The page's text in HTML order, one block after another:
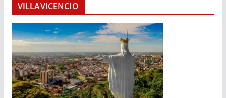
o
d
u
c
t
o
r
VILLAVICENCIO